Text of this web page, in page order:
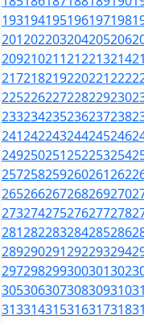
193194195196197198
201202203204205206
209210211212213214
217218219220221222
225226227228229230
233234235236237238
241242243244245246
249250251252253254
257258259260261262
265266267268269270
273274275276277278
281282283284285286
289290291292293294
297298299300301302
305306307308309310
313314315316317318